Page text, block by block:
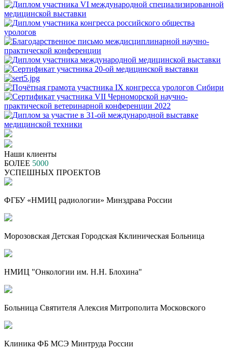
Наши клиенты
БОЛЕЕ 5000
УСПЕШНЫХ ПРОЕКТОВ
ФГБУ «НМИЦ радиологии» Минздрава России
Морозовская Детская Городская Кклиническая Больница
НМИЦ "Онкологии им. Н.Н. Блохина"
Больница Святителя Алексия Митрополита Московского
Клиника ФБ МСЭ Минтруда России